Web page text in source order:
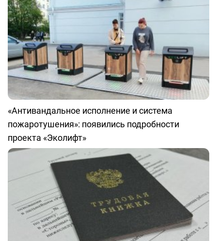
«Антивандальное исполнение и система
пожаротушения»: появились подробности
проекта «Эколифт»